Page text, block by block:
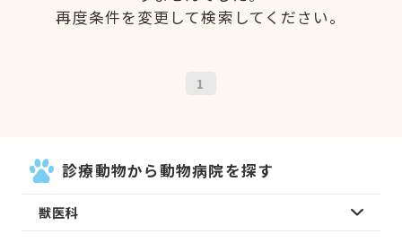
再度条件を変更して検索してください。
1
診療動物から動物病院を探す
獣医科